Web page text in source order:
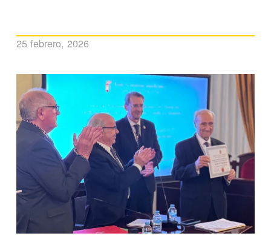
25 febrero, 2026